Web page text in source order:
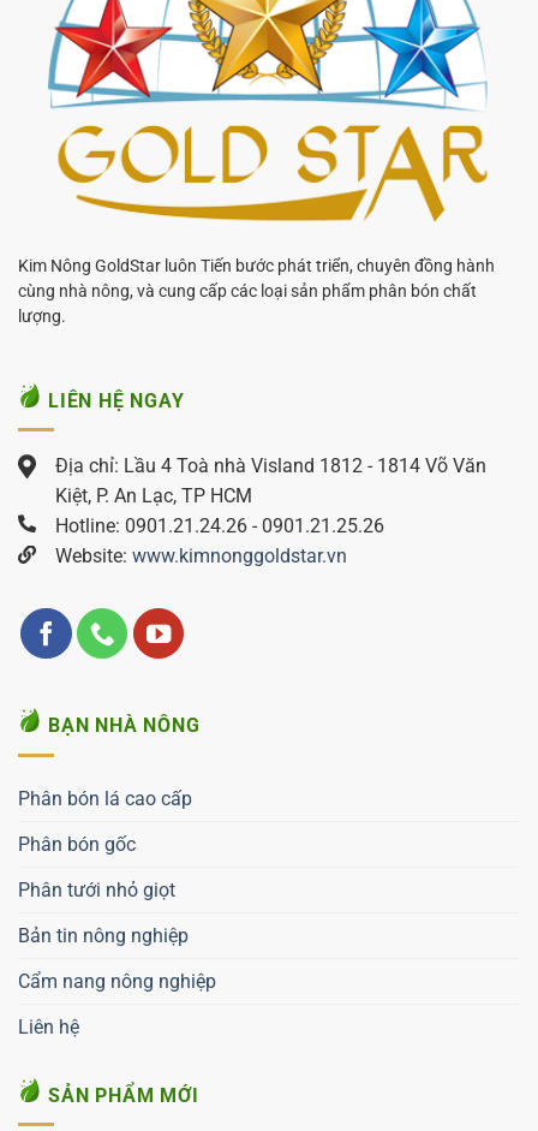
Kim Nông GoldStar luôn Tiến bước phát triển, chuyên đồng hành
cùng nhà nông, và cung cấp các loại sản phẩm phân bón chất
lượng.
LIÊN HỆ NGAY
Địa chỉ: Lầu 4 Toà nhà Visland 1812 - 1814 Võ Văn
Kiệt, P. An Lạc, TP HCM
Hotline: 0901.21.24.26 - 0901.21.25.26
Website: www.kimnonggoldstar.vn
BẠN NHÀ NÔNG
Phân bón lá cao cấp
Phân bón gốc
Phân tưới nhỏ giọt
Bản tin nông nghiệp
Cẩm nang nông nghiệp
Liên hệ
SẢN PHẨM MỚI